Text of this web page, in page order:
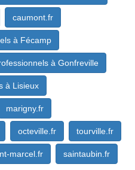
caumont.fr
à Fécamp
à Gonfreville
à Lisieux
marigny.fr
octeville.fr tourville.fr
marcel.fr saintaubin.fr